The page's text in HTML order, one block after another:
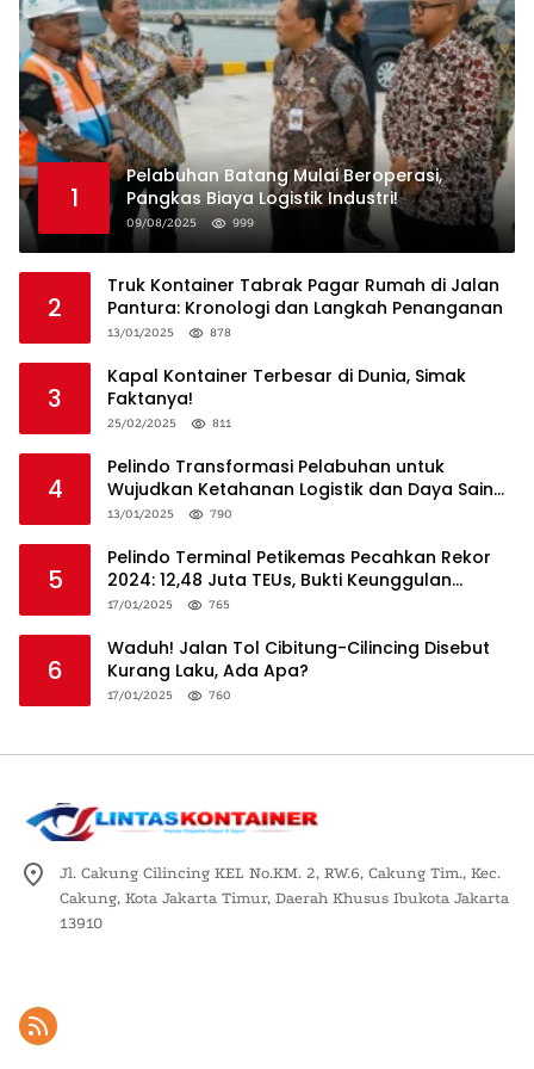
1
Pelabuhan Batang Mulai Beroperasi,
Pangkas Biaya Logistik Industri!
09/08/2025 999
2
Truk Kontainer Tabrak Pagar Rumah di Jalan
Pantura: Kronologi dan Langkah Penanganan
13/01/2025 878
3
Kapal Kontainer Terbesar di Dunia, Simak
Faktanya!
25/02/2025 811
4
Pelindo Transformasi Pelabuhan untuk
Wujudkan Ketahanan Logistik dan Daya Saing
Global
13/01/2025 790
5
Pelindo Terminal Petikemas Pecahkan Rekor
2024: 12,48 Juta TEUs, Bukti Keunggulan
Logistik Nasional
17/01/2025 765
6
Waduh! Jalan Tol Cibitung-Cilincing Disebut
Kurang Laku, Ada Apa?
17/01/2025 760
Jl. Cakung Cilincing KEL No.KM. 2, RW.6, Cakung Tim., Kec.
Cakung, Kota Jakarta Timur, Daerah Khusus Ibukota Jakarta
13910